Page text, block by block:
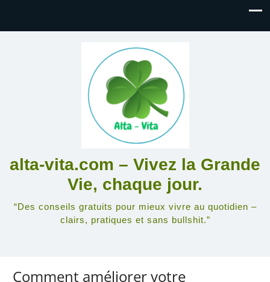
alta-vita.com – Vivez la Grande
Vie, chaque jour.
“Des conseils gratuits pour mieux vivre au quotidien –
clairs, pratiques et sans bullshit.”
Comment améliorer votre